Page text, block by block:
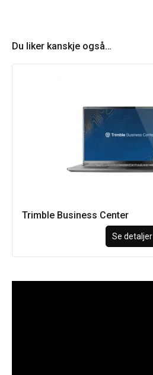
Du liker kanskje også…
Trimble Business Center
Se detaljer